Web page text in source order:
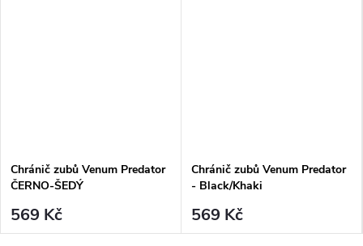
Chránič zubů Venum Predator
ČERNO-ŠEDÝ
569 Kč
Chránič zubů Venum Predator
- Black/Khaki
569 Kč